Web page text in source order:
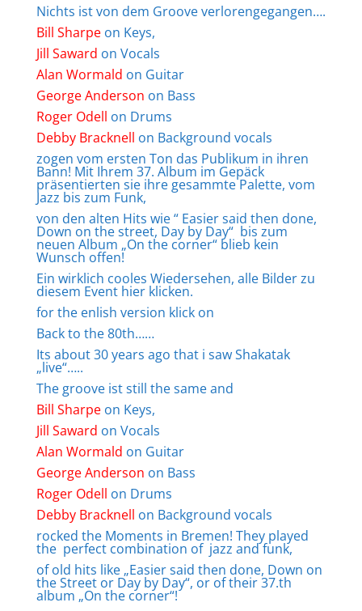
Nichts ist von dem Groove verlorengegangen….
Bill Sharpeon Keys,
Jill Saward on Vocals
Alan Wormald on Guitar
George Anderson on Bass
Roger Odell on Drums
Debby Bracknell on Background vocals
zogen vom ersten Ton das Publikum in ihren
Bann! Mit Ihrem 37. Album im Gepäck
präsentierten sie ihre gesammte Palette, vom
Jazz bis zum Funk,
von den alten Hits wie “ Easier said then done,
Down on the street, Day by Day“ bis zum
neuen Album „On the corner“ blieb kein
Wunsch offen!
Ein wirklich cooles Wiedersehen, alle Bilder zu
diesem Event hier klicken.
for the enlish version klick on
Back to the 80th……
Its about 30 years ago that i saw Shakatak
„live“…..
The groove ist still the same and
Bill Sharpeon Keys,
Jill Saward on Vocals
Alan Wormald on Guitar
George Anderson on Bass
Roger Odell on Drums
Debby Bracknell on Background vocals
rocked the Moments in Bremen! They played
the perfect combination of jazz and funk,
of old hits like „Easier said then done, Down on
the Street or Day by Day“, or of their 37.th
album „On the corner“!